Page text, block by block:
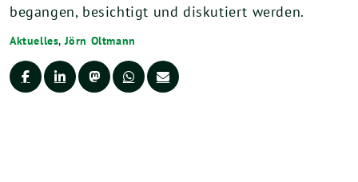
begangen, besichtigt und diskutiert werden.
Aktuelles, Jörn Oltmann